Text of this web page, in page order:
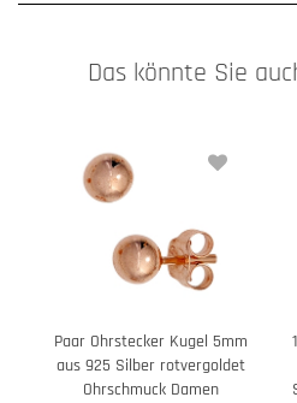
Das könnte Sie
Paar Ohrstecker Kugel 5mm
aus 925 Silber rotvergoldet
Ohrschmuck Damen